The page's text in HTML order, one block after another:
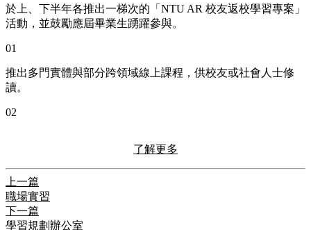
於上、下半年各推出一梯次的「NTU AR 校友返校學習專案」
活動，並鼓勵應屆畢業生踴躍參與。
01
推出多門實體與部分跨領域線上課程，供校友或社會人士修
讀。
02
了解更多
上一篇
職場實習
下一篇
學習規劃辦公室